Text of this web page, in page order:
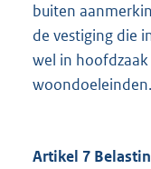
buiten
de vestiging die
wel in
woondoeleinden.
Artikel 7